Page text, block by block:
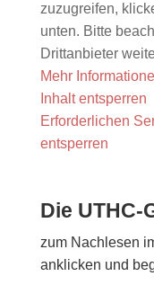
zuzugreifen,
unten. Bitte
Drittanbieter
Mehr
Inhalt entsperren
Erforderlichen
entsperren
Die UTHC-
zum Nachlesen
anklicken und